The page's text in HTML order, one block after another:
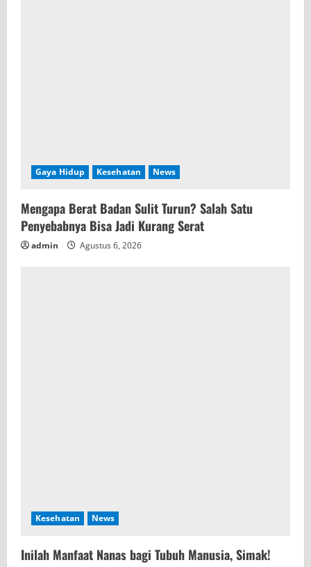
Gaya Hidup Kesehatan News
Mengapa Berat Badan Sulit Turun? Salah Satu
Penyebabnya Bisa Jadi Kurang Serat
admin Agustus 6, 2026
Kesehatan News
Inilah Manfaat Nanas bagi Tubuh Manusia, Simak!